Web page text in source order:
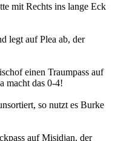
mit Rechts ins lange Eck
legt auf Plea ab, der
einen Traumpass auf
macht das 0-4!
so nutzt es Burke
auf Misidjan, der